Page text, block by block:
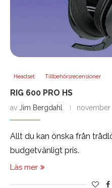
Headset Tillbehörsrecensioner
RIG 600 PRO HS
av Jim Bergdahl november
Allt du kan önska från
budgetvänligt pris.
Läs mer